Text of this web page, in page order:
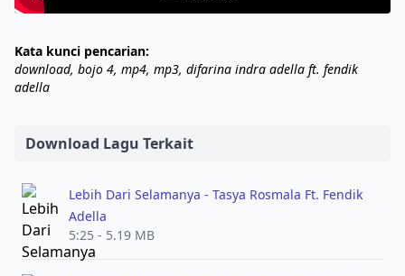
Kata kunci pencarian:
download, bojo 4, mp4, mp3, difarina indra adella ft. fendik
adella
Download Lagu Terkait
Lebih Dari Selamanya - Tasya Rosmala Ft. Fendik
Adella
5:25 - 5.19 MB